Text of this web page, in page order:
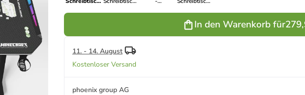
Headphone-
Halterung
In den Warenkorb für
11. - 14. August
Kostenloser Versand
phoenix group AG